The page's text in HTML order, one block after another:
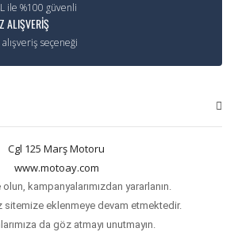
ile %100 güvenli
ALIŞVERİŞ
seçeneği
Cgl 125 Marş Motoru
www.motoay.com
kampanyalarımızdan yararlanın.
sitemize eklenmeye devam etmektedir.
da göz atmayı unutmayın.